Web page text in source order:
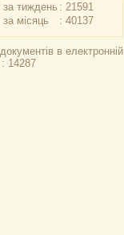
за тиждень : 21591
за місяць
: 40137
документів в електронній
: 14287